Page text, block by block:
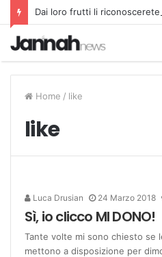
Dai loro frutti li riconoscerete
Home / like
like
Luca Drusian 24 Marzo 2018
Sì, io clicco MI DONO!
Tante volte mi sono chiesto se
mettono a disposizione per